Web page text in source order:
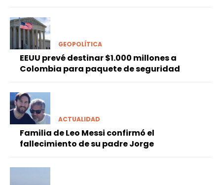
GEOPOLÍTICA
EEUU prevé destinar $1.000 millones a
Colombia para paquete de seguridad
ACTUALIDAD
Familia de Leo Messi confirmó el
fallecimiento de su padre Jorge